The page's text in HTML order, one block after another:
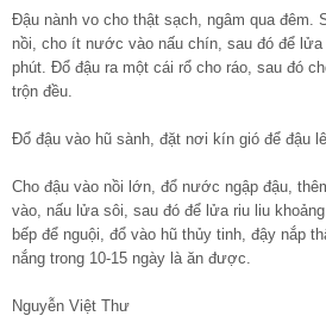
Đậu nành vo cho thật sạch, ngâm qua đêm.
nồi, cho ít nước vào nấu chín, sau đó để lửa
phút. Đổ đậu ra một cái rổ cho ráo, sau đó
trộn đều.
Đổ đậu vào hũ sành, đặt nơi kín gió để đậu
Cho đậu vào nồi lớn, đổ nước ngập đậu,
vào, nấu lửa sôi, sau đó để lửa riu liu
bếp để nguội, đổ vào hũ thủy tinh, đậy nắp
nắng trong 10-15 ngày là ăn được.
Nguyễn Việt Thư